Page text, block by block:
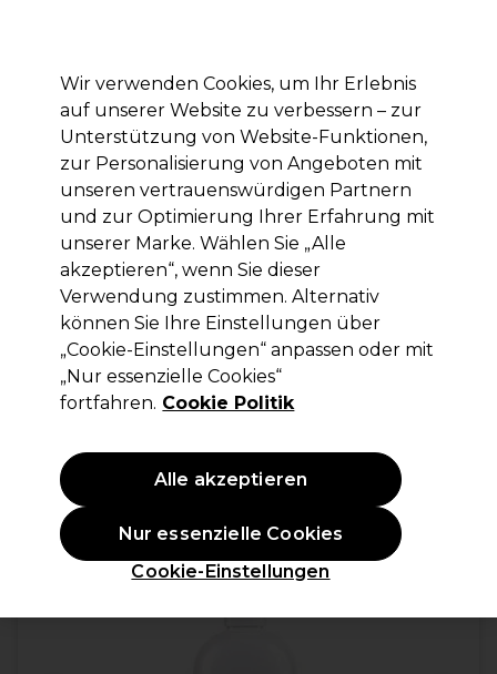
Anmelden
Marken Deals Haare Elektrogeräte Saloneinrichtung
Lieferung und Lieferzeiten
– mehr erfahren
Les Secrets de Loly
Les Secrets de Loly Bubble Kiss Sanfte
Reinigungspflege für Babys und Kinder
400ml
(0)
ANGEBOT
Wir verwenden Cookies, um Ihr Erlebnis
auf unserer Website zu verbessern – zur
Unterstützung von Website-Funktionen,
zur Personalisierung von Angeboten mit
unseren vertrauenswürdigen Partnern
und zur Optimierung Ihrer Erfahrung mit
unserer Marke. Wählen Sie „Alle
akzeptieren“, wenn Sie dieser
Verwendung zustimmen. Alternativ
können Sie Ihre Einstellungen über
„Cookie-Einstellungen“ anpassen oder mit
„Nur essenzielle Cookies“
fortfahren. Cookie Politik
Cookie-Einstellungen
Nur essenzielle Cookies
Alle akzeptieren